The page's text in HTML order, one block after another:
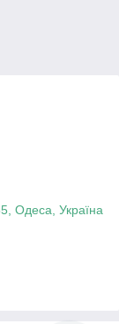
Одеса, Україна